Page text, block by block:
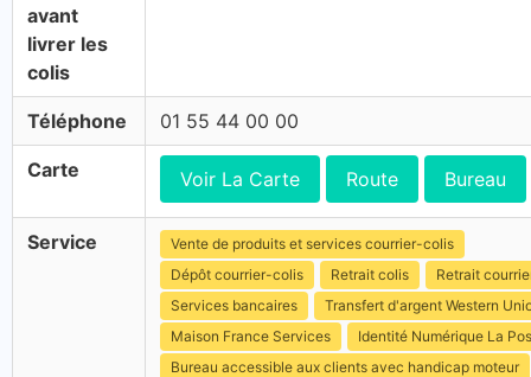
avant
livrer les
colis
Téléphone 01 55 44 00 00
Carte Voir La Carte Route Bureau
Service
Vente de produits et services courrier-colis
Dépôt courrier-colis
Retrait colis
Retrait
Services bancaires
Transfert d'argent Western
Maison France Services
Identité Numérique La
Bureau accessible aux clients avec handicap moteur